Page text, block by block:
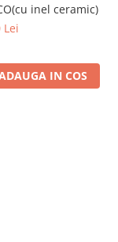
inel ceramic)
Lei
IN COS